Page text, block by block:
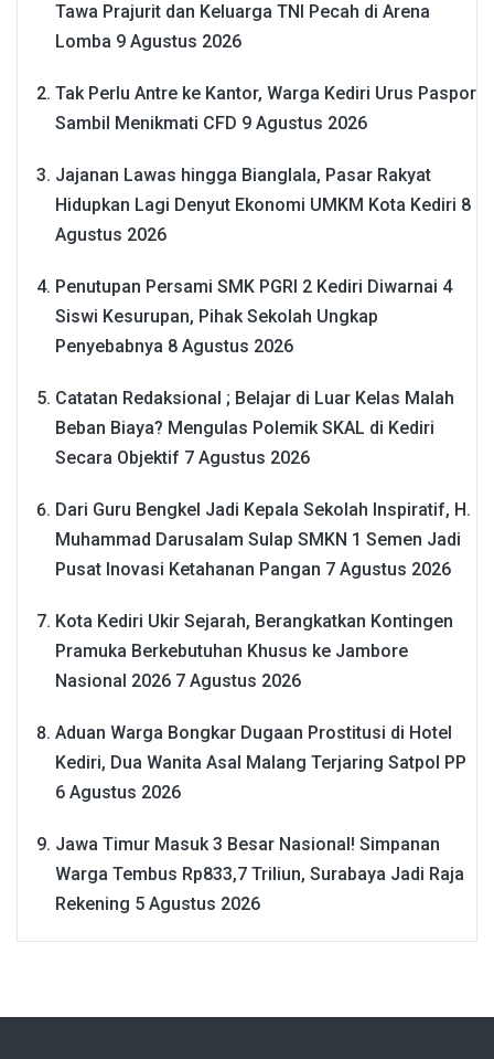
Tawa Prajurit dan Keluarga TNI Pecah di Arena
Lomba 9 Agustus 2026
Tak Perlu Antre ke Kantor, Warga Kediri Urus Paspor
Sambil Menikmati CFD 9 Agustus 2026
Jajanan Lawas hingga Bianglala, Pasar Rakyat
Hidupkan Lagi Denyut Ekonomi UMKM Kota Kediri 8
Agustus 2026
Penutupan Persami SMK PGRI 2 Kediri Diwarnai 4
Siswi Kesurupan, Pihak Sekolah Ungkap
Penyebabnya 8 Agustus 2026
Catatan Redaksional ; Belajar di Luar Kelas Malah
Beban Biaya? Mengulas Polemik SKAL di Kediri
Secara Objektif 7 Agustus 2026
Dari Guru Bengkel Jadi Kepala Sekolah Inspiratif, H.
Muhammad Darusalam Sulap SMKN 1 Semen Jadi
Pusat Inovasi Ketahanan Pangan 7 Agustus 2026
Kota Kediri Ukir Sejarah, Berangkatkan Kontingen
Pramuka Berkebutuhan Khusus ke Jambore
Nasional 2026 7 Agustus 2026
Aduan Warga Bongkar Dugaan Prostitusi di Hotel
Kediri, Dua Wanita Asal Malang Terjaring Satpol PP
6 Agustus 2026
Jawa Timur Masuk 3 Besar Nasional! Simpanan
Warga Tembus Rp833,7 Triliun, Surabaya Jadi Raja
Rekening 5 Agustus 2026